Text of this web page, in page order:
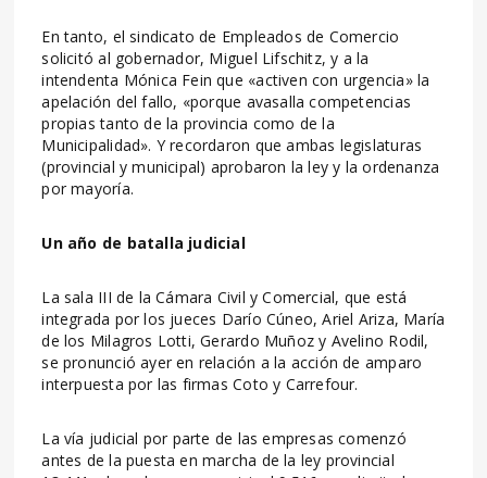
En tanto, el sindicato de Empleados de Comercio
solicitó al gobernador, Miguel Lifschitz, y a la
intendenta Mónica Fein que «activen con urgencia» la
apelación del fallo, «porque avasalla competencias
propias tanto de la provincia como de la
Municipalidad». Y recordaron que ambas legislaturas
(provincial y municipal) aprobaron la ley y la ordenanza
por mayoría.
Un año de batalla judicial
La sala III de la Cámara Civil y Comercial, que está
integrada por los jueces Darío Cúneo, Ariel Ariza, María
de los Milagros Lotti, Gerardo Muñoz y Avelino Rodil,
se pronunció ayer en relación a la acción de amparo
interpuesta por las firmas Coto y Carrefour.
La vía judicial por parte de las empresas comenzó
antes de la puesta en marcha de la ley provincial